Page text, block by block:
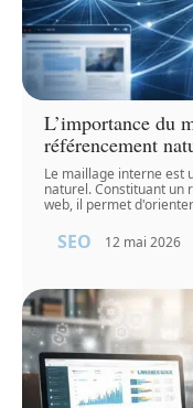
L’importance du
référencement
Le maillage interne est
naturel. Constituant un
web, il permet d'orienter
SEO 12 mai 2026